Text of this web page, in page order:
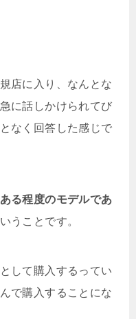
店に入り、なんとな
に話しかけられてび
なく回答した感じで
る程度のモデルであ
うことです。
して購入するってい
で購入することにな